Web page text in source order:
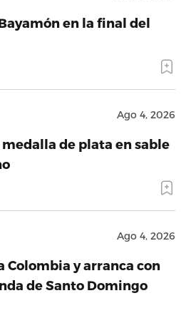
en la final del
Ago 4, 2026
de plata en sable
Ago 4, 2026
Colombia y arranca con
de Santo Domingo